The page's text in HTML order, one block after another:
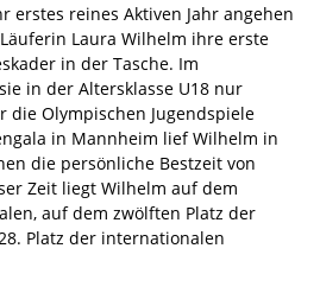
erstes reines Aktiven Jahr angehen
Laura Wilhelm ihre erste
in der Tasche. Im
in der Altersklasse U18 nur
Olympischen Jugendspiele
in Mannheim lief Wilhelm in
die persönliche Bestzeit von
Zeit liegt Wilhelm auf dem
auf dem zwölften Platz der
Platz der internationalen